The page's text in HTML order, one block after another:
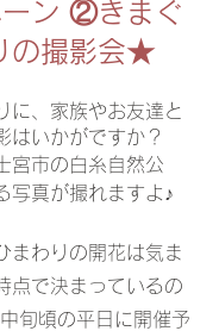
ン ②きまぐ
の撮影会★
に、家族やお友達と
はいかがですか？
宮市の白糸自然公
写真が撮れますよ♪
まわりの開花は気ま
点で決まっているの
旬頃の平日に開催予